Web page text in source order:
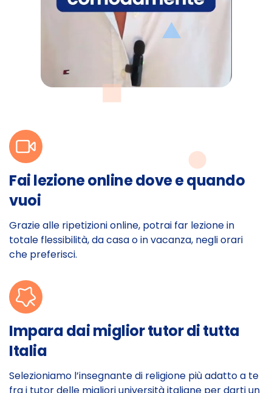
Fai lezione online dove e quando
vuoi
Grazie alle ripetizioni online, potrai far lezione in
totale flessibilità, da casa o in vacanza, negli orari
che preferisci.
Impara dai miglior tutor di tutta
Italia
Selezioniamo l’insegnante di religione più adatto a te
fra i tutor delle migliori università italiane per darti un